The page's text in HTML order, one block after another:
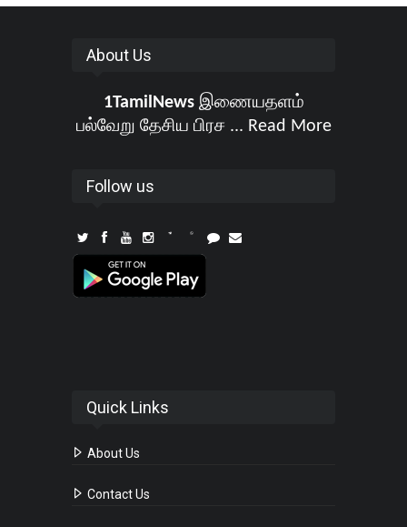
About Us
1TamilNewsஇணையதளம்
பல்வேறு தேசிய பிரச ... Read More
Follow us
Quick Links
About Us
Contact Us